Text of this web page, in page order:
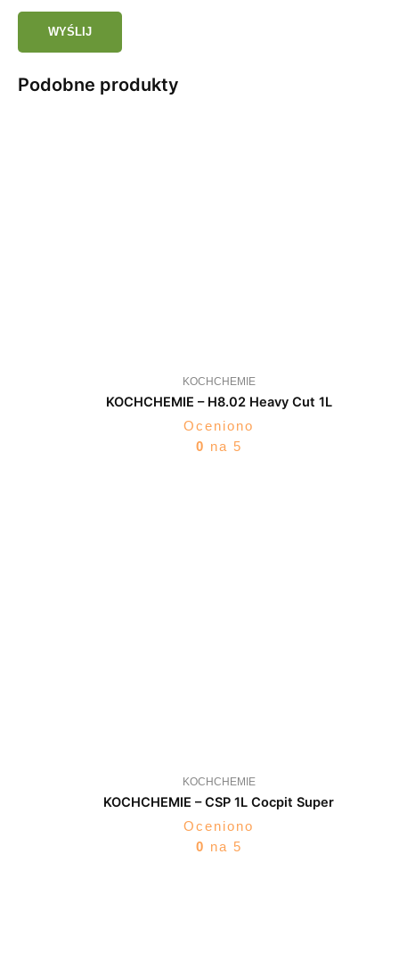
Podobne produkty
KOCHCHEMIE
KOCHCHEMIE – H8.02 Heavy Cut 1L
Oceniono
0 na 5
KOCHCHEMIE
KOCHCHEMIE – CSP 1L Cocpit Super
Oceniono
0 na 5